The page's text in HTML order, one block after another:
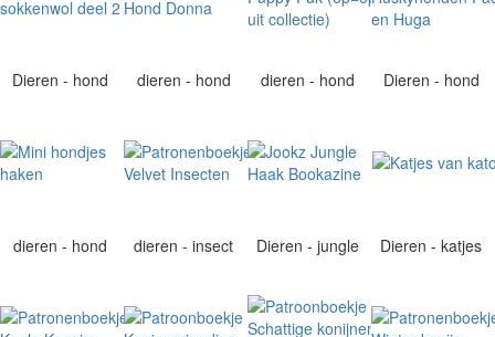
Dieren - hond dieren - hond dieren - hond Dieren - hond
dieren - hond dieren - insect Dieren - jungle Dieren - katjes